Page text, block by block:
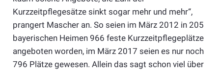
Kurzzeitpflegesätze sinkt sogar mehr und mehr“,
prangert Mascher an. So seien im März 2012 in 205
bayerischen Heimen 966 feste Kurzzeitpflegeplätze
angeboten worden, im März 2017 seien es nur noch
796 Plätze gewesen. Allein das sagt schon viel über